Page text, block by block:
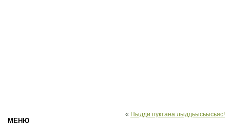
МЕНЮ
« Пыдди пуктана лыддьысьысьяс!